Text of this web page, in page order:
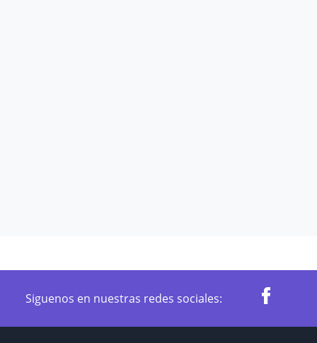
Siguenos en nuestras redes sociales: